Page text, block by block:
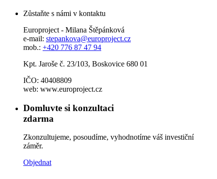
Zůstaňte s námi v kontaktu
Europroject - Milana Štěpánková
e-mail: stepankova@europroject.cz
mob.: +420 776 87 47 94
Kpt. Jaroše č. 23/103, Boskovice 680 01
IČO: 40408809
web: www.europroject.cz
Domluvte si konzultaci
zdarma
Zkonzultujeme, posoudíme, vyhodnotíme váš investiční
záměr.
Objednat